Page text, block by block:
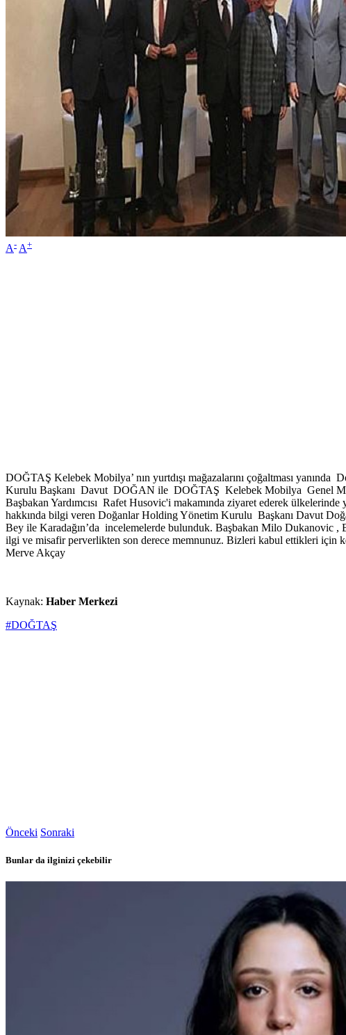
A- A+
DOĞTAŞ Kelebek Mobilya’ nın yurtdışı mağazalarını çoğaltması
Kurulu Başkanı Davut DOĞAN ile DOĞTAŞ Kelebek Mobilya Genel
Başbakan Yardımcısı Rafet Husovic'i makamında ziyaret ederek
hakkında bilgi veren Doğanlar Holding Yönetim Kurulu Başkanı Davut
Bey ile Karadağın’da incelemelerde bulunduk. Başbakan Milo Dukanovic ,
ilgi ve misafir perverlikten son derece memnunuz. Bizleri kabul ettikleri için
Merve Akçay
Kaynak: Haber Merkezi
#DOĞTAŞ
Önceki Sonraki
Bunlar da ilginizi çekebilir